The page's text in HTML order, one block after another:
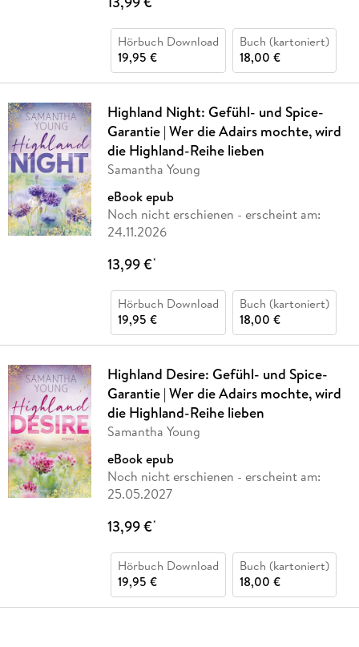
Hörbuch Download
19,95 €
Buch (kartoniert)
18,00 €
Highland Night: Gefühl- und Spice-
Garantie | Wer die Adairs mochte, wird
die Highland-Reihe lieben
Samantha Young
eBook epub
Noch nicht erschienen - erscheint am:
24.11.2026
13,99 €*
Hörbuch Download
19,95 €
Buch (kartoniert)
18,00 €
Highland Desire: Gefühl- und Spice-
Garantie | Wer die Adairs mochte, wird
die Highland-Reihe lieben
Samantha Young
eBook epub
Noch nicht erschienen - erscheint am:
25.05.2027
13,99 €*
Hörbuch Download
19,95 €
Buch (kartoniert)
18,00 €